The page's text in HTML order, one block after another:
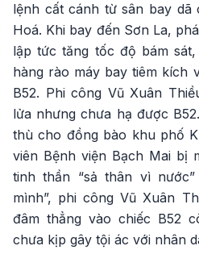
lệnh cất cánh từ sân bay dã
Hoá. Khi bay đến Sơn La,
lập tức tăng tốc độ bám
hàng rào máy bay tiêm kích
B52. Phi công Vũ Xuân
lửa nhưng chưa hạ được
thù cho đồng bào khu phố
viên Bệnh viện Bạch Mai bị
tinh thần “sả thân vì
mình”, phi công Vũ Xuân
đâm thẳng vào chiếc B52
chưa kịp gây tội ác với nhân